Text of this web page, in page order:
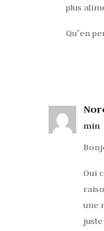
plus
Qu’en
min
Oui
une